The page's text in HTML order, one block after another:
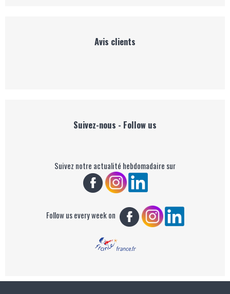
Avis clients
Suivez-nous - Follow us
Suivez notre actualité hebdomadaire sur
Follow us every week on